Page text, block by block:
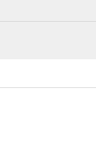
von
Aluminium-Druckguss